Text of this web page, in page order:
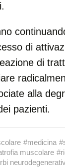
di
di
alla
pazienti.
#medicina
muscolare